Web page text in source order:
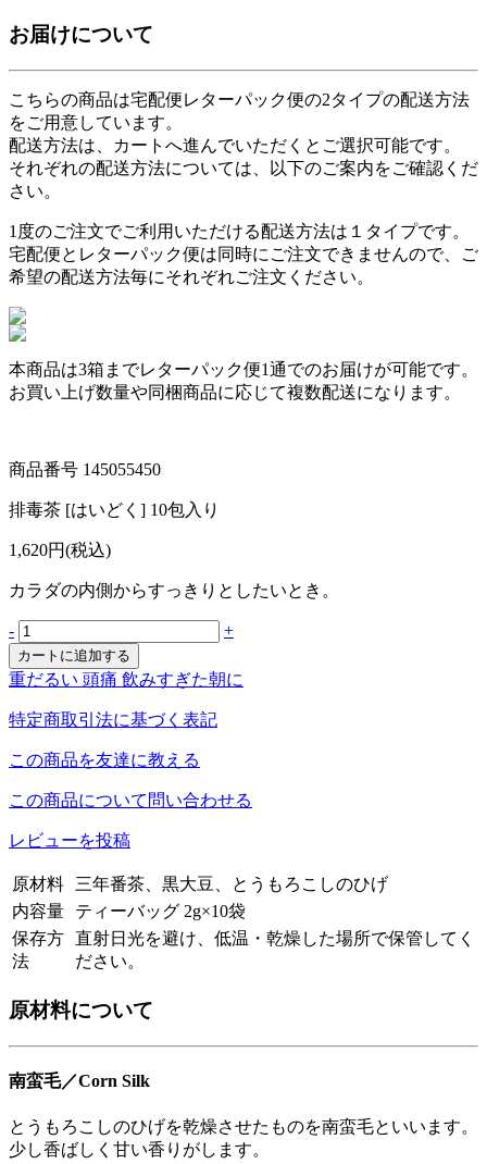
お届けについて
こちらの商品は宅配便レターパック便の2タイプの配送方法
をご用意しています。
配送方法は、カートへ進んでいただくとご選択可能です。
それぞれの配送方法については、以下のご案内をご確認くだ
さい。
1度のご注文でご利用いただける配送方法は１タイプです。
宅配便とレターパック便は同時にご注文できませんので、ご
希望の配送方法毎にそれぞれご注文ください。
本商品は3箱までレターパック便1通でのお届けが可能です。
お買い上げ数量や同梱商品に応じて複数配送になります。
商品番号 145055450
排毒茶 [はいどく] 10包入り
1,620円(税込)
カラダの内側からすっきりとしたいとき。
- +
重だるい 頭痛 飲みすぎた朝に
特定商取引法に基づく表記
この商品を友達に教える
この商品について問い合わせる
レビューを投稿
原材料
三年番茶、黒大豆、とうもろこしのひげ
内容量
ティーバッグ 2g×10袋
保存方
法
直射日光を避け、低温・乾燥した場所で保管してく
ださい。
原材料について
南蛮毛／Corn Silk
とうもろこしのひげを乾燥させたものを南蛮毛といいます。
少し香ばしく甘い香りがします。